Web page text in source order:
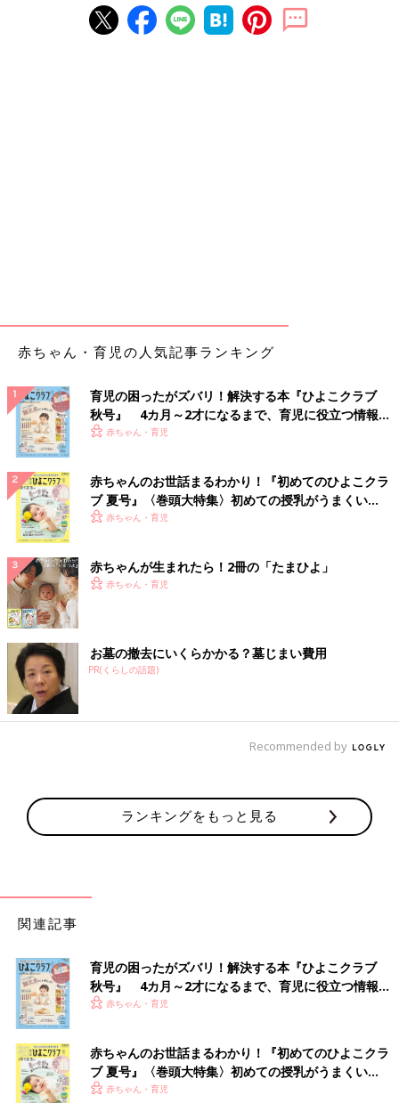
は、横浜創英中学高等学校で教育改革を進める工藤勇一校長と、
臨床心理士で『ニューロダイバーシティの教科書』などの著書が
今の学校教育は、ある意味、私が子どものころ以上にすべての子
どもに同じ学び方を強要している管理教育を行っているような気
がします。そのため、子どもたちの中には学校でとても不自由な
思いをしてる子がいます。そうした子どもたちを救っていくため
に教育システムを根本から変えていかなくてはいけません」（工
藤校長）
発達障害の子どもの支援をしている村中先生も、子どものころの
経験で、今の仕事に影響していることがあると言います。
「小学生のとき転校をしたことがあります。転校前に住んでいた
のはやや荒れた地域でしたが、その文化にわりとうまくなじみ、
学校生活も楽しく送っていました。一方、転校先は文教地域のい
わゆる“ハイソな人々”が住む地域。ノリの違いがわからなくて、
前の学校と同じようにふるまったら異分子と見られて、思いきり
無視されました。自分は何も変わっていないのに、環境が変わる
と周囲の評価が変わってしまう･･･｡
私は『半径10メートルの社会適応』という考え方についてよく話
をします。
人が生きていくために必要なコミュニティーは大きなものでもな
く、半径10メートル程度のコミュニティーが一つでもあれば、生
教育現場に“アコモデーション”の概念が根づけば、
特別な支援の枠組みに入る子どもは少なくなる（村
案するために、どのような特性があるのか調べ、『あなたにはこ
の学び方が適していますよ』と指導します。一見、子どものため
によさそうに感じますが、本来、個別最適は子ども本人が見つけ
るもの。トライ＆エラーを繰り返して、自分がいちばん楽で楽し
く取り組める学び方を見つけるべきなんです。
大人がすべて用意して『この方法で学びなさい』と押しつける
と、自分で考えずなんでも大人に任せるようになります。今の日
赤ちゃん・育児の人気記事ランキング
育児の困ったがズバリ！解決する本『ひよこクラブ
秋号』 4カ月～2才になるまで、育児に役立つ情報が
いっぱい！
赤ちゃん・育児
赤ちゃんのお世話まるわかり！『初めてのひよこクラ
ブ 夏号』〈巻頭大特集〉初めての授乳がうまくい
く！ おっぱい・ミルクの基本と夏のトラブル 解決テ
赤ちゃん・育児
赤ちゃんが生まれたら！2冊の「たまひよ」
赤ちゃん・育児
お墓の撤去にいくらかかる？墓じまい費用
PR(くらしの話題)
Recommended by
ランキングをもっと見る
関連記事
育児の困ったがズバリ！解決する本『ひよこクラブ
秋号』 4カ月～2才になるまで、育児に役立つ情報が
いっぱい！
赤ちゃん・育児
赤ちゃんのお世話まるわかり！『初めてのひよこクラ
ブ 夏号』〈巻頭大特集〉初めての授乳がうまくい
く！ おっぱい・ミルクの基本と夏のトラブル 解決テ
赤ちゃん・育児